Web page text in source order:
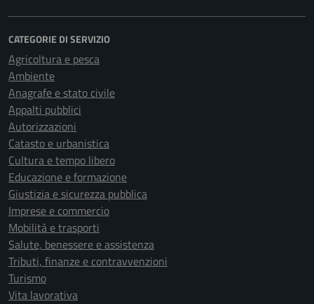
CATEGORIE DI SERVIZIO
Agricoltura e pesca
Ambiente
Anagrafe e stato civile
Appalti pubblici
Autorizzazioni
Catasto e urbanistica
Cultura e tempo libero
Educazione e formazione
Giustizia e sicurezza pubblica
Imprese e commercio
Mobilità e trasporti
Salute, benessere e assistenza
Tributi, finanze e contravvenzioni
Turismo
Vita lavorativa